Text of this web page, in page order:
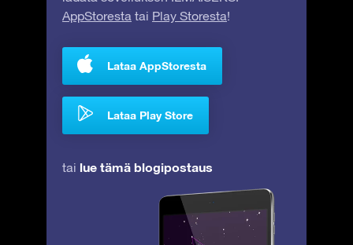
AppStoresta tai Play Storesta!
Lataa AppStoresta
Lataa Play Store
tai lue tämä blogipostaus